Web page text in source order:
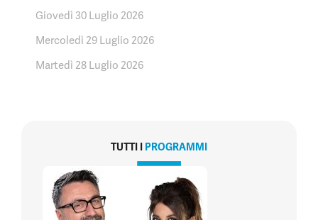
Giovedì 30 Luglio 2026
Mercoledì 29 Luglio 2026
Martedì 28 Luglio 2026
TUTTI I PROGRAMMI